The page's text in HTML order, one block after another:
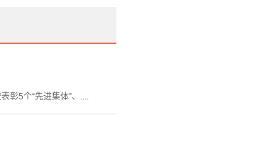
彰5个“先进集体”、....